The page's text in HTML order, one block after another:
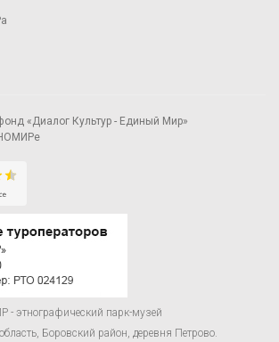
«Диалог Культур - Единый Мир»
этнографический парк-музей
Боровский район, деревня Петрово.